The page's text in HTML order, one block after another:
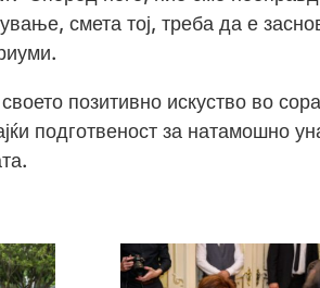
смета тој, треба да е
позитивно искуство во
подготвеност за натамошно